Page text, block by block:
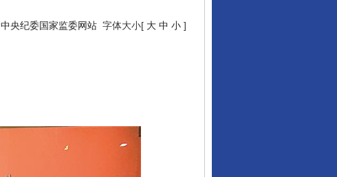
中央纪委国家监委网站 字体大小[ 大 中 小 ]